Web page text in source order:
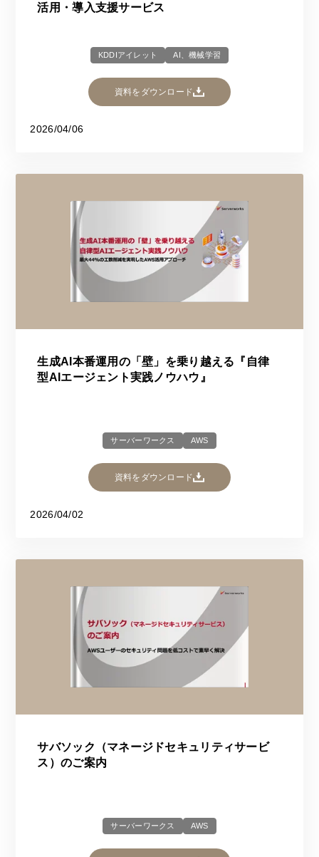
活用・導入支援サービス
KDDIアイレット AI、機械学習
資料をダウンロード
2026/04/06
生成AI本番運用の「壁」を乗り越える『自律
型AIエージェント実践ノウハウ』
サーバーワークス AWS
資料をダウンロード
2026/04/02
サバソック（マネージドセキュリティサービ
ス）のご案内
サーバーワークス AWS